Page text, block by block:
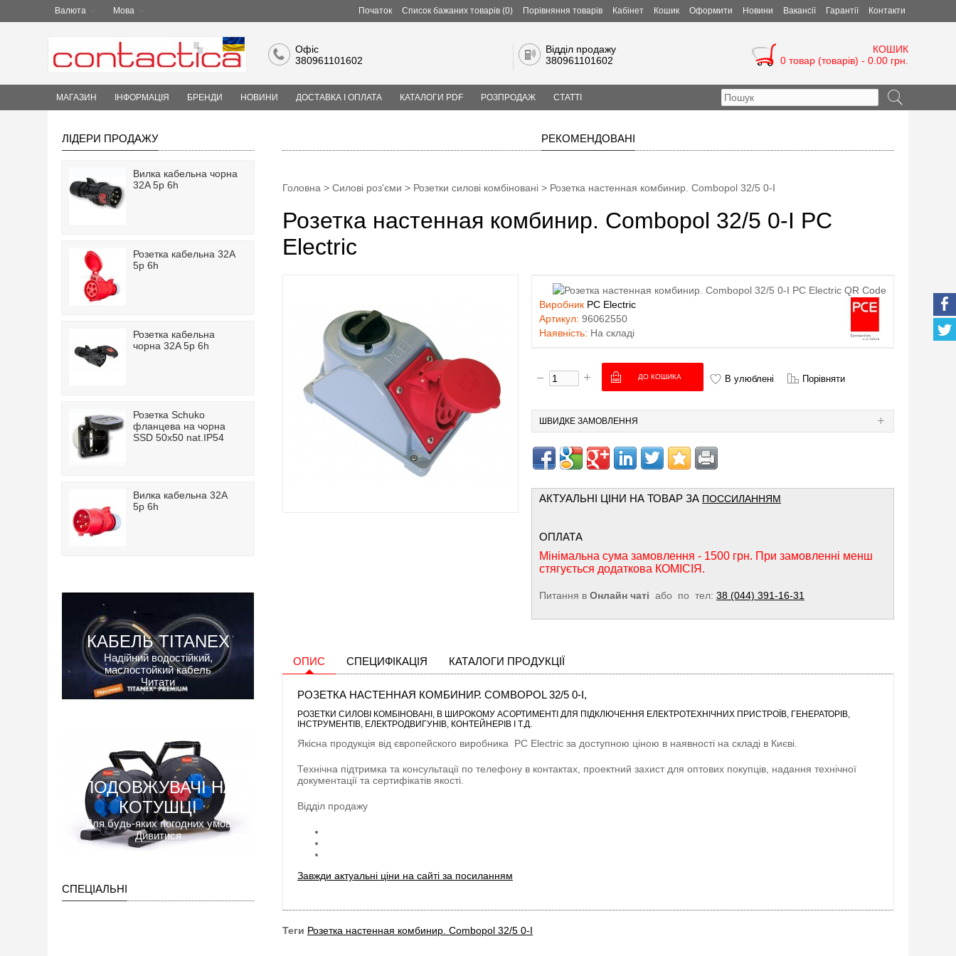
Валюта Мова Початок Список бажаних товарів (0) Порівняння товарів Кабінет Кошик Оформити Новини Вакансії Гарантії Контакти
КОШИК
0 товар (товарів) - 0.00 грн.
Офіс
380961101602
Відділ продажу
380961101602
МАГАЗИН ІНФОРМАЦІЯ БРЕНДИ НОВИНИ ДОСТАВКА І ОПЛАТА КАТАЛОГИ PDF РОЗПРОДАЖ СТАТТІ
ЛІДЕРИ ПРОДАЖУ
Вилка кабельна чорна
32A 5p 6h
Розетка кабельна 32A
5p 6h
Розетка кабельна
чорна 32A 5p 6h
Розетка Schuko
фланцева на чорна
SSD 50x50 nat.IP54
Вилка кабельна 32A
5p 6h
КАБЕЛЬ TITANEX
Надійний водостійкий,
маслостойкий кабель
Читати
ПОДОВЖУВАЧІ НА
КОТУШЦІ
Для будь-яких погодних умов
Дивитися
СПЕЦІАЛЬНІ
РЕКОМЕНДОВАНІ
Головна > Силові роз'єми > Розетки силові комбіновані > Розетка настенная комбинир. Combopol 32/5 0-I
Розетка настенная комбинир. Combopol 32/5 0-I PC
Electric
Виробник PC Electric
Артикул: 96062550
Наявність: На складі
В улюблені Порівняти
ШВИДКЕ ЗАМОВЛЕННЯ
АКТУАЛЬНІ ЦІНИ НА ТОВАР ЗА ПОССИЛАННЯМ
ОПЛАТА
Мінімальна сума замовлення - 1500 грн. При замовленні менш
стягується додаткова КОМІСІЯ.
Питання в Онлайн чаті або по тел: 38 (044) 391-16-31
ОПИС СПЕЦИФІКАЦІЯ КАТАЛОГИ ПРОДУКЦІЇ
РОЗЕТКА НАСТЕННАЯ КОМБИНИР. COMBOPOL 32/5 0-I,
РОЗЕТКИ СИЛОВІ КОМБІНОВАНІ , В ШИРОКОМУ АСОРТИМЕНТІ ДЛЯ ПІДКЛЮЧЕННЯ ЕЛЕКТРОТЕХНІЧНИХ ПРИСТРОЇВ, ГЕНЕРАТОРІВ,
ІНСТРУМЕНТІВ, ЕЛЕКТРОДВИГУНІВ, КОНТЕЙНЕРІВ І Т.Д.
Якісна продукція від європейского виробника PC Electric за доступною ціною в наявності на складі в Києві.
Технічна підтримка та консультації по телефону в контактах, проектний захист для оптових покупців, надання технічної
документації та сертифікатів якості.
Відділ продажу
Завжди актуальні ціни на сайті за посиланням
Теги Розетка настенная комбинир. Combopol 32/5 0-I